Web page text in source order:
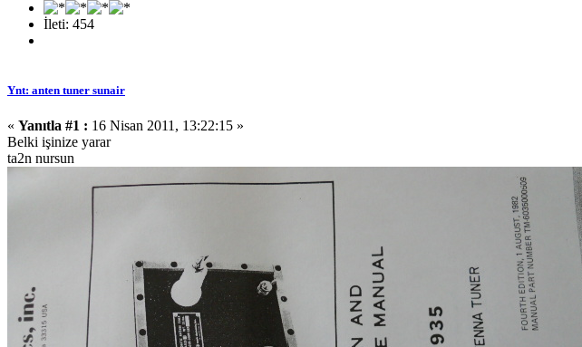
İleti: 454
Ynt: anten tuner sunair
« Yanıtla #1 : 16 Nisan 2011, 13:22:15 »
Belki işinize yarar
ta2n nursun